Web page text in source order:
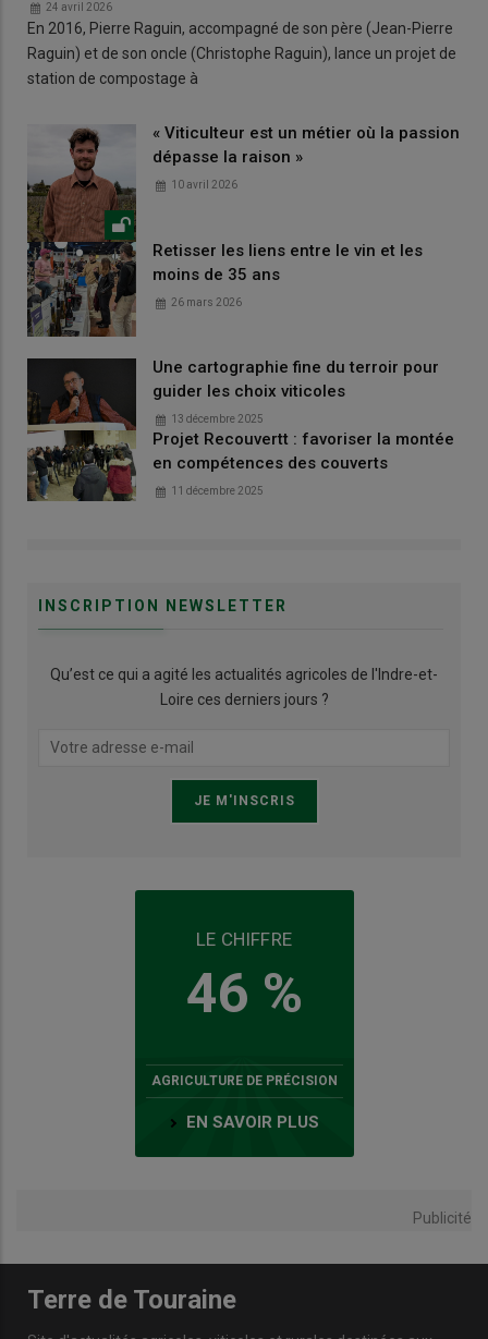
24 avril 2026
En 2016, Pierre Raguin, accompagné de son père (Jean-Pierre
Raguin) et de son oncle (Christophe Raguin), lance un projet de
station de compostage à
« Viticulteur est un métier où la passion
dépasse la raison »
10 avril 2026
Retisser les liens entre le vin et les
moins de 35 ans
26 mars 2026
Une cartographie fine du terroir pour
guider les choix viticoles
13 décembre 2025
Projet Recouvertt : favoriser la montée
en compétences des couverts
11 décembre 2025
INSCRIPTION NEWSLETTER
Qu’est ce qui a agité les actualités agricoles de l'Indre-et-
Loire ces derniers jours ?
LE CHIFFRE
46 %
AGRICULTURE DE PRÉCISION
EN SAVOIR PLUS
Publicité
Terre de Touraine